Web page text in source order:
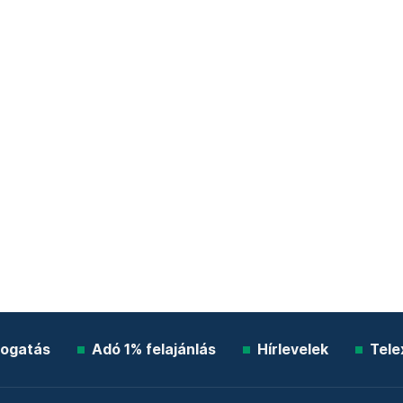
Adó 1% felajánlás Hírlevelek